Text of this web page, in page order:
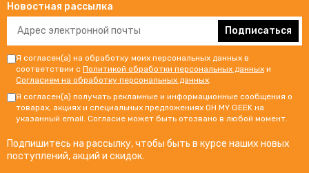
Новостная рассылка
Подписаться
Я согласен(а) на обработку моих персональных данных в
соответствии с Политикой обработки персональных данных и
Согласием на обработку персональных данных.
Я согласен(а) получать рекламные и информационные сообщения о
товарах, акциях и специальных предложениях OH MY GEEK на
указанный email. Согласие может быть отозвано в любой момент.
Подпишитесь на рассылку, чтобы быть в курсе наших новых
поступлений, акций и скидок.